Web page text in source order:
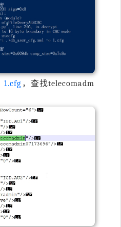
1.cfg ，查找telecomadm